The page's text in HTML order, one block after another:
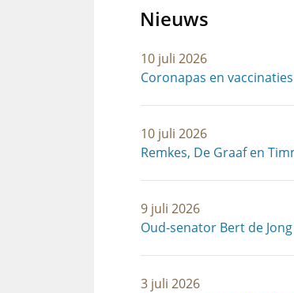
Nieuws
10 juli 2026
Coronapas en
10 juli 2026
Remkes, De Graaf en
9 juli 2026
Oud-senator Bert de
3 juli 2026